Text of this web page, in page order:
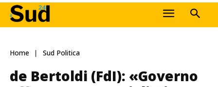
Home Sud Politica
de Bertoldi (FdI): «Governo